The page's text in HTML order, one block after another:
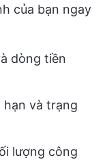
của bạn ngay
dòng tiền
hạn và trạng
lượng công